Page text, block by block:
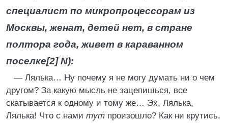
специалист по микропроцессорам из
Москвы, женат, детей нет, в стране
полтора года, живет в караванном
поселке[2] N):
— Лялька… Ну почему я не могу думать ни о чем
другом? За какую мысль не зацепишься, все
скатывается к одному и тому же… Эх, Лялька,
Лялька! Что с нами тут произошло? Как ни крутись,